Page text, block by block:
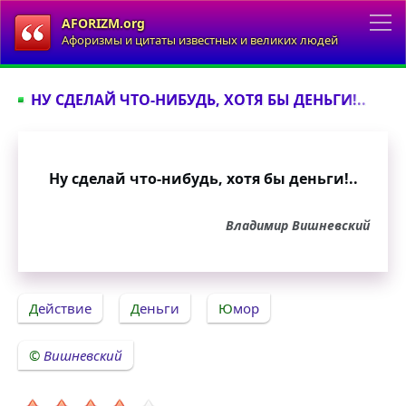
AFORIZM.org
Афоризмы и цитаты известных и великих людей
НУ СДЕЛАЙ ЧТО-НИБУДЬ, ХОТЯ БЫ ДЕНЬГИ!..
Ну сделай что-нибудь, хотя бы деньги!..
Владимир Вишневский
Действие Деньги Юмор
Вишневский